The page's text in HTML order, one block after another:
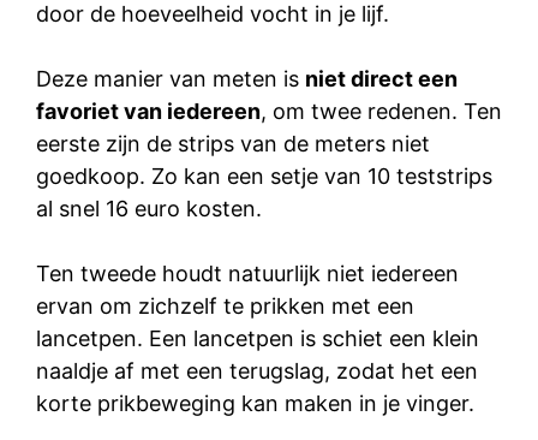
door de hoeveelheid vocht in je lijf.
Deze manier van meten is niet direct een
favoriet van iedereen, om twee redenen. Ten
eerste zijn de strips van de meters niet
goedkoop. Zo kan een setje van 10 teststrips
al snel 16 euro kosten.
Ten tweede houdt natuurlijk niet iedereen
ervan om zichzelf te prikken met een
lancetpen. Een lancetpen is schiet een klein
naaldje af met een terugslag, zodat het een
korte prikbeweging kan maken in je vinger.